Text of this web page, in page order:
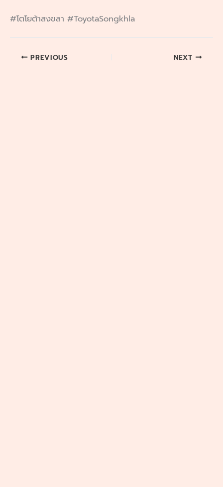
#โตโยต้าสงขลา #ToyotaSongkhla
PREVIOUS NEXT